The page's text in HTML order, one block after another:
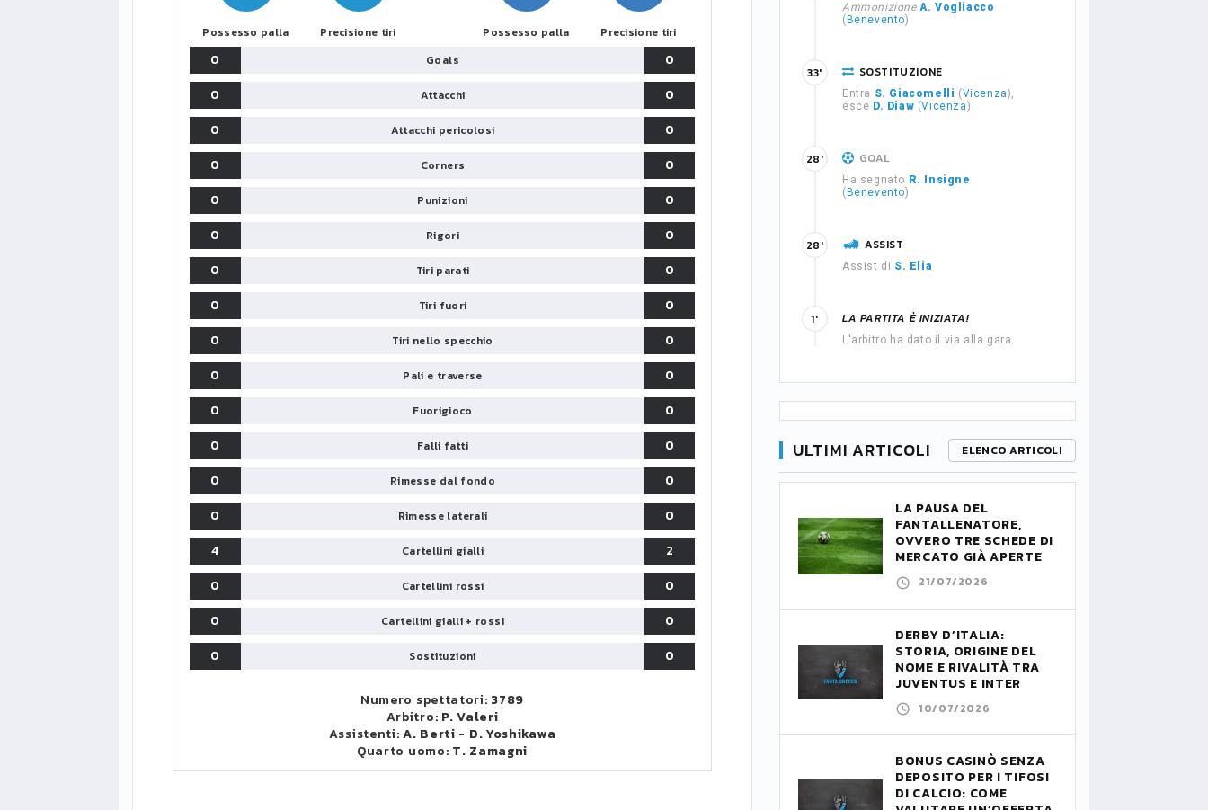
Possesso palla Precisione tiri Possesso palla Precisione tiri
0 Goals
0
0
Attacchi
0
0
Attacchi pericolosi
0
0
Corners
0
0
Punizioni
0
0
Rigori
0
0
Tiri parati
0
0
Tiri fuori
0
0
Tiri nello specchio
0
0
Pali e traverse
0
0
Fuorigioco
0
0
Falli fatti
0
0
Rimesse dal fondo
0
0
Rimesse laterali
0
4
Cartellini gialli
2
0
Cartellini rossi
0
0
Cartellini gialli + rossi
0
0
Sostituzioni 0
Numero spettatori: 3789
Arbitro: P. Valeri
Assistenti:A. Berti - D. Yoshikawa
Quarto uomo: T. Zamagni
Ammonizione A. Vogliacco
( Benevento)
SOSTITUZIONE
Entra S. Giacomelli (Vicenza),
esce D. Diaw (Vicenza)
33'
GOAL
Ha segnato R. Insigne
( Benevento)
28'
ASSIST
Assist di S. Elia
28'
LA PARTITA È INIZIATA!
L'arbitro ha dato il via alla gara.
1'
ULTIMI ARTICOLI ELENCO ARTICOLI
LA PAUSA DEL
FANTALLENATORE,
OVVERO TRE SCHEDE DI
MERCATO GIÀ APERTE
21/07/2026
DERBY D’ITALIA:
STORIA, ORIGINE DEL
NOME E RIVALITÀ TRA
JUVENTUS E INTER
10/07/2026
BONUS CASINÒ SENZA
DEPOSITO PER I TIFOSI
DI CALCIO: COME